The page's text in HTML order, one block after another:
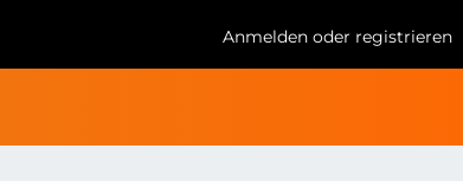
Anmelden oder registrieren